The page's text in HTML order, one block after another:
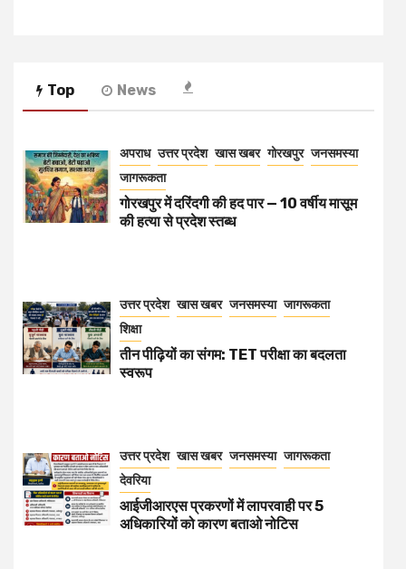
Top News
अपराध उत्तर प्रदेश खास खबर गोरखपुर जनसमस्या
जागरूकता
गोरखपुर में दरिंदगी की हद पार — 10 वर्षीय मासूम
की हत्या से प्रदेश स्तब्ध
उत्तर प्रदेश खास खबर जनसमस्या जागरूकता
शिक्षा
तीन पीढ़ियों का संगम: TET परीक्षा का बदलता
स्वरूप
उत्तर प्रदेश खास खबर जनसमस्या जागरूकता
देवरिया
आईजीआरएस प्रकरणों में लापरवाही पर 5
अधिकारियों को कारण बताओ नोटिस